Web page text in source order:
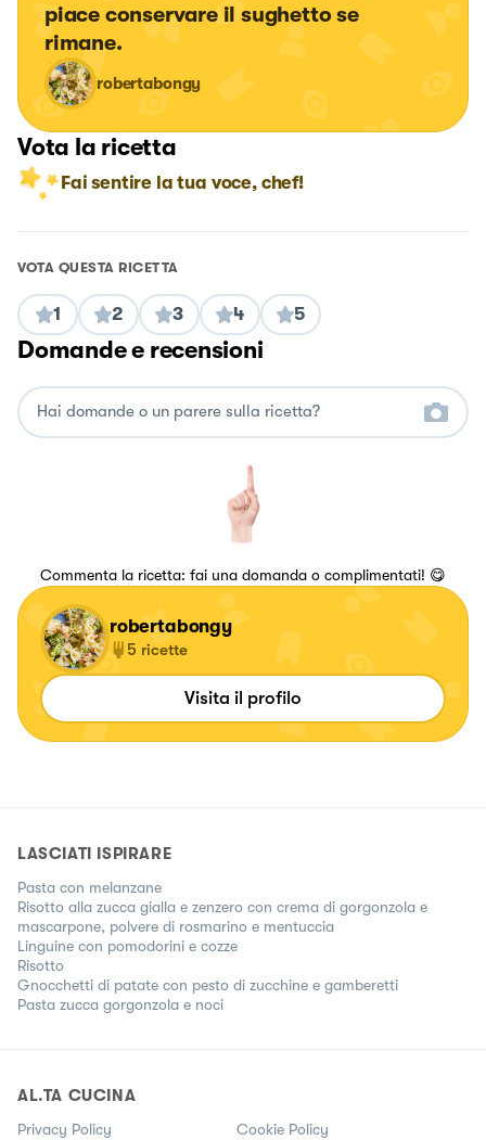
piace conservare il sughetto se
rimane.
robertabongy
Vota la ricetta
Fai sentire la tua voce, chef!
VOTA QUESTA RICETTA
1 2 3 4 5
Domande e recensioni
Commenta la ricetta: fai una domanda o complimentati! 😋
robertabongy
5 ricette
Visita il profilo
LASCIATI ISPIRARE
Pasta con melanzane
Risotto alla zucca gialla e zenzero con crema di gorgonzola e
mascarpone, polvere di rosmarino e mentuccia
Linguine con pomodorini e cozze
Risotto
Gnocchetti di patate con pesto di zucchine e gamberetti
Pasta zucca gorgonzola e noci
AL.TA CUCINA
Privacy Policy
Cookie Policy